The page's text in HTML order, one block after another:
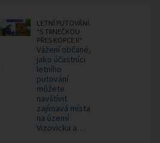
LETNÍ PUTOVÁNÍ
"S TRNEČKOU
PŘES KOPCE II"
Vážení občané,
jako účastníci
letního
putování
můžete
navštívit
zajímavá místa
na území
Vizovicka a…